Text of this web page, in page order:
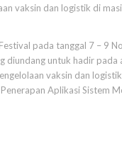
vaksin dan logistik di
pada tanggal 7 – 9
diundang untuk hadir pada
vaksin dan
Aplikasi Sistem